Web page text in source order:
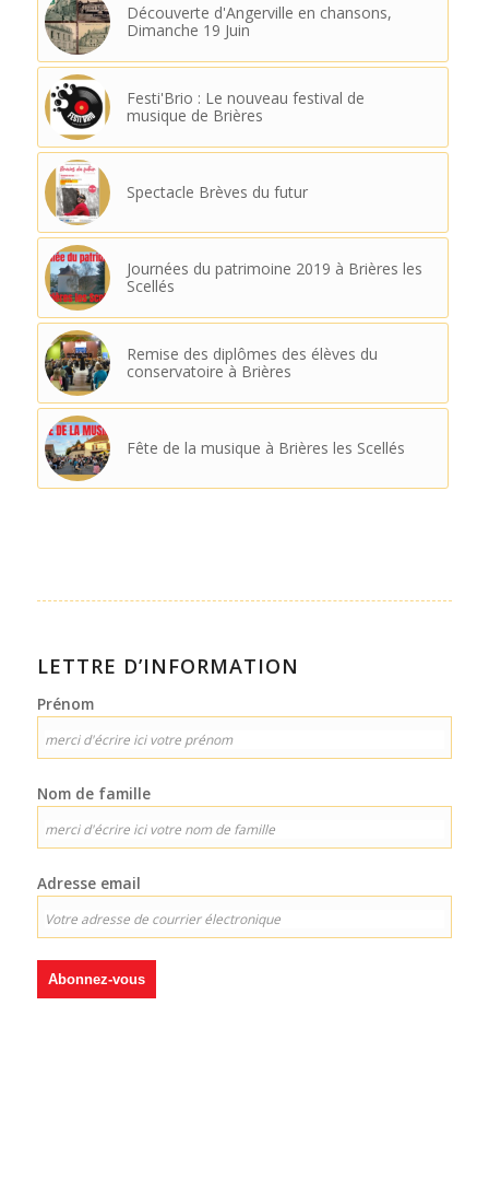
Découverte d'Angerville en chansons,
Dimanche 19 Juin
Festi'Brio : Le nouveau festival de
musique de Brières
Spectacle Brèves du futur
Journées du patrimoine 2019 à Brières les
Scellés
Remise des diplômes des élèves du
conservatoire à Brières
Fête de la musique à Brières les Scellés
LETTRE D’INFORMATION
Prénom
Nom de famille
Adresse email